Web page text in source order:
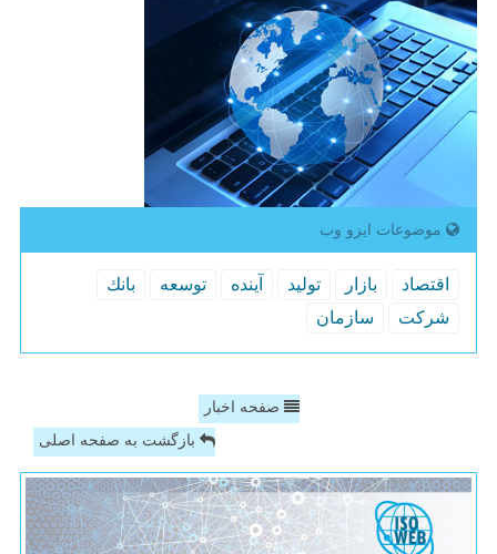
موضوعات ایزو وب
اقتصاد بازار تولید آینده توسعه
بانك
شركت
سازمان
صفحه اخبار
بازگشت به صفحه اصلی